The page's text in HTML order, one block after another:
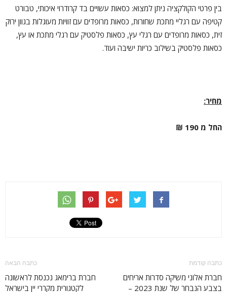
בין פרטי הקולקציה ניתן למצוא: כסאות עשויים בד קרודרוי איכותי, טבורט
קטיפה עם רגליי מתכת שחורות, כסאות מרופדים עם זוויות מעוגלות בגוון ירוק
זית, כסאות מרופדים עם רגלי עץ, כסאות פלסטיק עם רגלי מתכת או עץ,
כסאות פלסטיק בשילוב כריות ישיבה ועוד.
מחיר:
החל מ 190 ₪
כתבה קודמת
חברת אלוני משיקה סדרות אריחים
בצבע הנבחר של שנת 2023 –
כתבה הבאה
חברת ברימאג נכנסת לראשונה
לקטגורית מקררי יין בישראל